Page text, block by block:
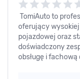
TomiAuto to
oferujący wysokiej
pojazdowej oraz
doświadczony
obsługę i